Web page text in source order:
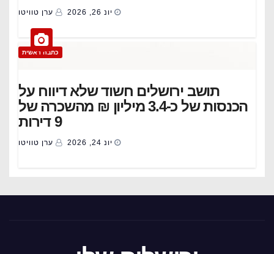
יונ 26, 2026 ערן טוויטו
כתבה ראשית
תושב ירושלים חשוד שלא דיווח על
הכנסות של כ-3.4 מיליון ₪ מהשכרה של
9 דירות
יונ 24, 2026 ערן טוויטו